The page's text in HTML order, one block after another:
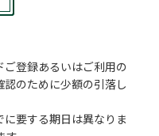
登録あるいはご利用の
のために少額の引落し
要する期日は異なりま